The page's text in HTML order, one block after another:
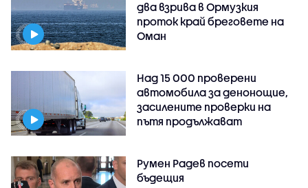
два взрива в Ормузкия
проток край бреговете на
Оман
Над 15 000 проверени
автомобила за денонощие,
засилените проверки на
пътя продължават
Румен Радев посети
бъдещия